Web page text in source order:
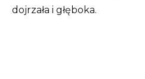
dojrzała i głęboka.